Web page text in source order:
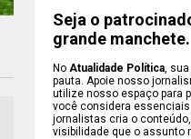
Seja o
grande manchete.
NoAtualidade Política,
pauta. Apoie nosso
utilize nosso espaço para
você considera
jornalistas cria o
visibilidade que o assunto